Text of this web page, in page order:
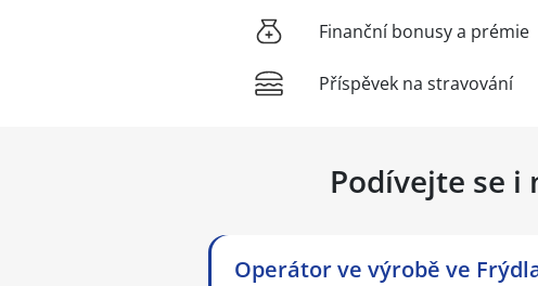
Finanční bonusy a prémie
Příspěvek na stravování
Podívejte se
Operátor ve výrobě ve